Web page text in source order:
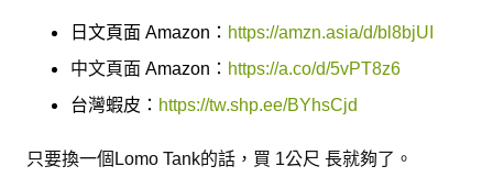
日文頁面 Amazon： https://amzn.asia/d/bl8bjUI
中文頁面 Amazon ： https://a.co/d/5vPT8z6
台灣蝦皮： https://tw.shp.ee/BYhsCjd
只要換一個Lomo Tank的話，買 1公尺 長就夠了。